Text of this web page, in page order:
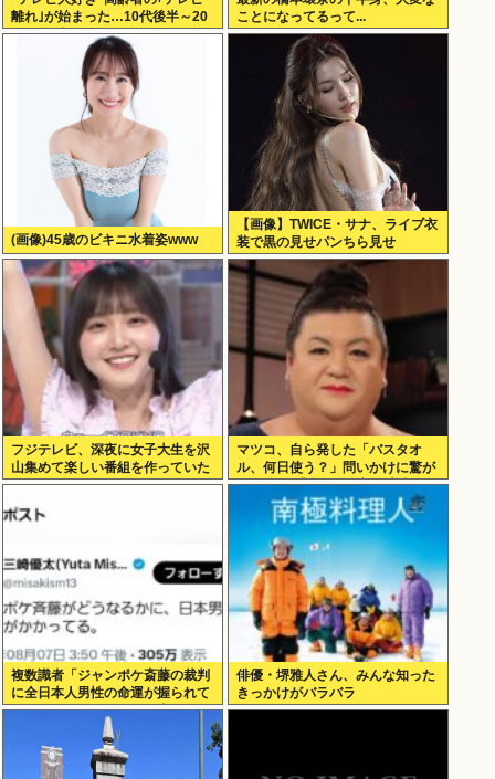
離れ｣が始まった…10代後半～20
代の約7割が”ほぼ見ない”
ことになってるって...
(画像)45歳のビキニ水着姿www
【画像】TWICE・サナ、ライブ衣
装で黒の見せパンちら見せ
フジテレビ、深夜に女子大生を沢
山集めて楽しい番組を作っていた
www
マツコ、自ら発した「バスタオ
ル、何日使う？」問いかけに驚が
くの答え 「今日は全部、本当のこ
と言うわ」
複数識者「ジャンポケ斎藤の裁判
に全日本人男性の命運が握られて
いる。これでだめなら日本男全員
俳優・堺雅人さん、みんな知った
きっかけがバラバラ